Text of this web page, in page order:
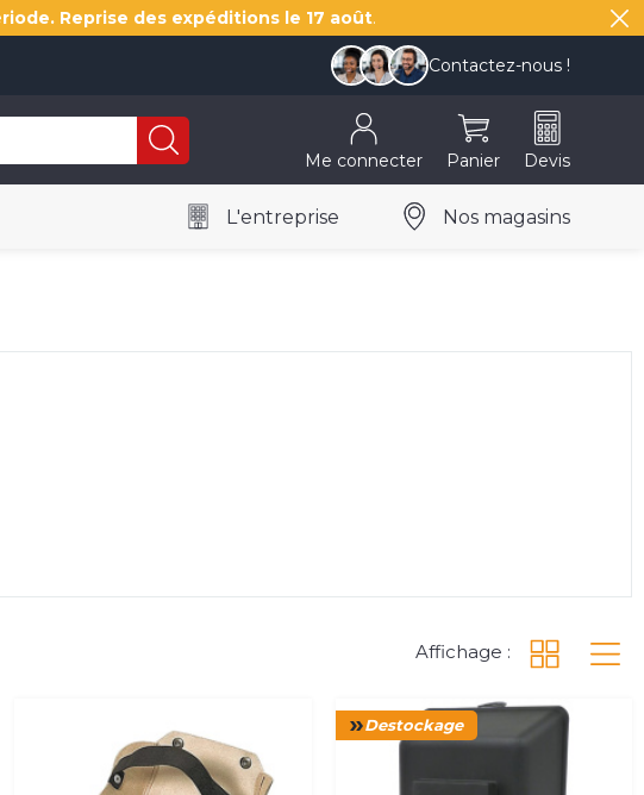
Reprise des expéditions le 17 août.
Contactez-nous !
Me connecter Panier Devis
L'entreprise Nos magasins
Affichage :
Destockage